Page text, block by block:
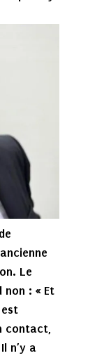
Le
non : « Et
contact,
n’y a